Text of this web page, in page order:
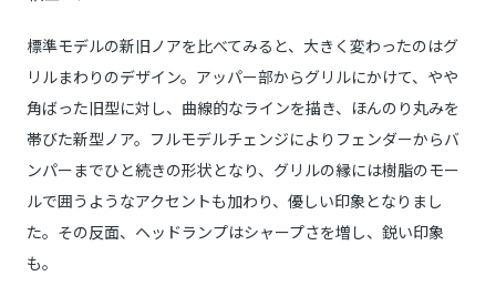
標準モデルの新旧ノアを比べてみると、大きく変わったのはグ
リルまわりのデザイン。アッパー部からグリルにかけて、やや
角ばった旧型に対し、曲線的なラインを描き、ほんのり丸みを
帯びた新型ノア。フルモデルチェンジによりフェンダーからバ
ンパーまでひと続きの形状となり、グリルの縁には樹脂のモー
ルで囲うようなアクセントも加わり、優しい印象となりまし
た。その反面、ヘッドランプはシャープさを増し、鋭い印象
も。